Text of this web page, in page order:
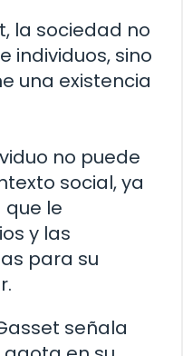
la sociedad no
individuos, sino
una existencia
no puede
social, ya
que le
y las
para su
señala